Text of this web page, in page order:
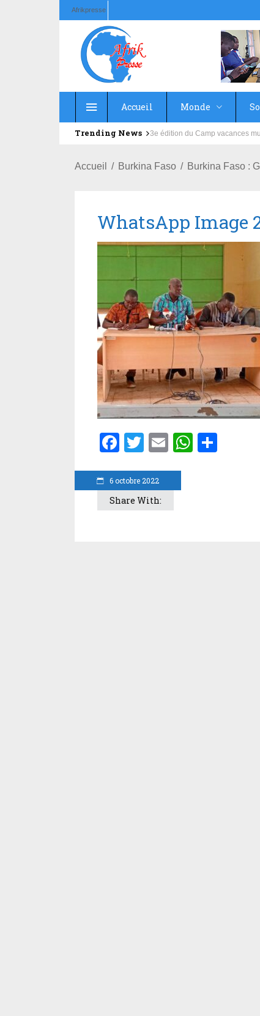
Afrikpresse
Accueil Monde
Trending News Education : la fédération de la
Accueil Burkina Faso Burkina Faso :
6 octobre 2022
WhatsApp Image
Facebook
Twitter
Email
Share With: